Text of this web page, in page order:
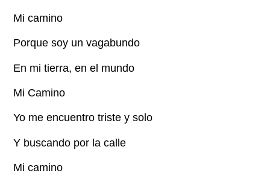
Mi camino
Porque soy un vagabundo
En mi tierra, en el mundo
Mi Camino
Yo me encuentro triste y solo
Y buscando por la calle
Mi camino